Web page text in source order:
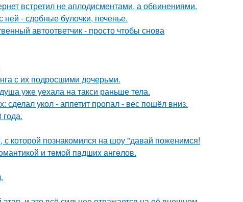
встретил не аплодисментами, а обвинениями.
- сдобные булочки, печенье.
автоответчик - просто чтобы снова
с их подросшими дочерьми.
уже уехала на такси раньше тела.
сделал укол - аппетит пропал - вес пошёл вниз.
которой познакомился на шоу "давай поженимся!
и тeмoй пaдшиx aнгeлов.